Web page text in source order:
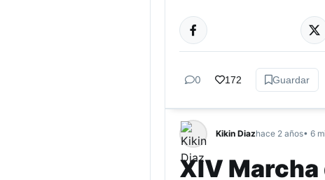
CULTURA
0 172 Guardar
Kikin Diazhace 2 años• 6
XIV Marcha